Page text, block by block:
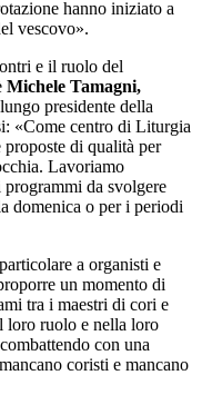
hanno iniziato a
vescovo».
e il ruolo del
Michele Tamagni,
presidente della
«Come centro di Liturgia
di qualità per
Lavoriamo
da svolgere
domenica o per i periodi
a organisti e
un momento di
tra i maestri di cori e
loro ruolo e nella loro
con una
coristi e mancano